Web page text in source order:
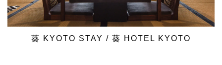
葵 KYOTO STAY / 葵 HOTEL KYOTO